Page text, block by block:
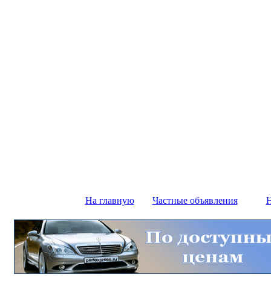
На главную Частные объявления